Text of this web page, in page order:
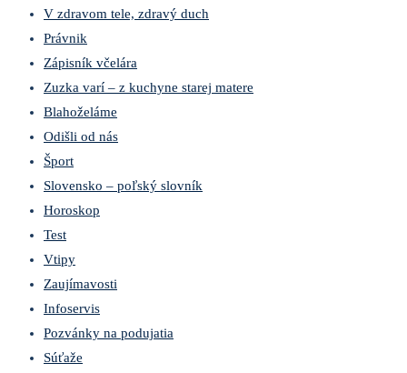
V zdravom tele, zdravý duch
Právnik
Zápisník včelára
Zuzka varí – z kuchyne starej matere
Blahoželáme
Odišli od nás
Šport
Slovensko – poľský slovník
Horoskop
Test
Vtipy
Zaujímavosti
Infoservis
Pozvánky na podujatia
Súťaže